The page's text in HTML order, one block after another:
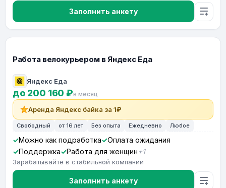
Заполнить анкету
Работа велокурьером в Яндекс Еда
Яндекс Еда
до 200 160 ₽в месяц
Аренда Яндекс байка за 1₽
Свободный от 16 лет Без опыта Ежедневно Любое
Можно как подработка
Оплата ожидания
Поддержка
Работа для женщин +1
Зарабатывайте в стабильной компании
Заполнить анкету